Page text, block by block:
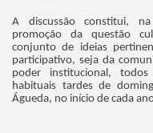
A discussão constitui,
promoção da questão
conjunto de ideias
participativo, seja da
poder institucional, todos
habituais tardes de
Águeda, no início de cada